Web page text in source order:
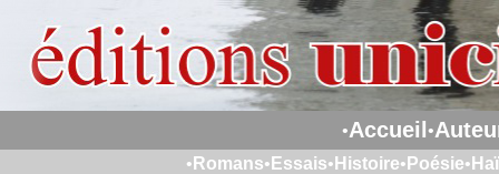
•Accueil •
• Romans• Essais• Histoire• Poésie•